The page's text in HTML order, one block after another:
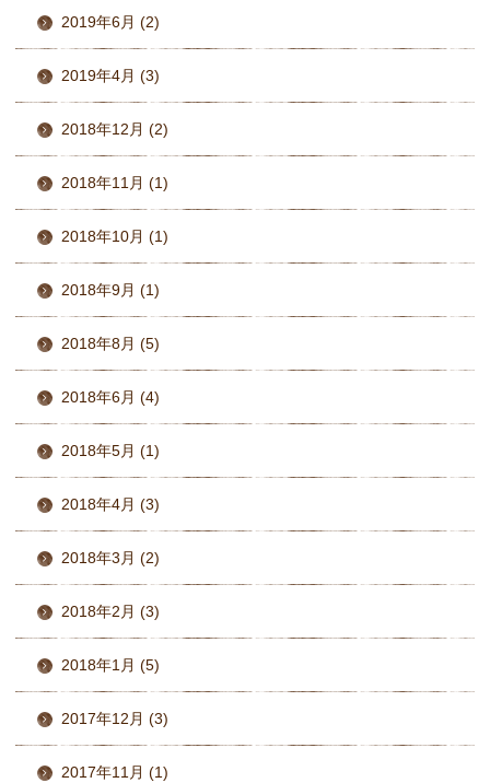
2019年6月 (2)
2019年4月 (3)
2018年12月 (2)
2018年11月 (1)
2018年10月 (1)
2018年9月 (1)
2018年8月 (5)
2018年6月 (4)
2018年5月 (1)
2018年4月 (3)
2018年3月 (2)
2018年2月 (3)
2018年1月 (5)
2017年12月 (3)
2017年11月 (1)